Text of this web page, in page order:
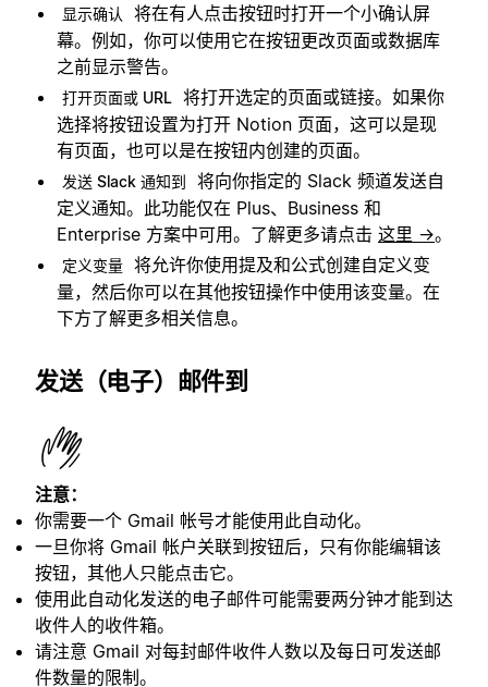
显示确认
将在有人点击按钮时打开一个小确认屏
幕。例如，你可以使用它在按钮更改页面或数据库
之前显示警告。
打开页面或 URL 将打开选定的页面或链接。如果你
选择将按钮设置为打开 Notion 页面，这可以是现
有页面，也可以是在按钮内创建的页面。
发送 Slack 通知到
将向你指定的 Slack 频道发送自
定义通知。此功能仅在 Plus、Business 和
Enterprise 方案中可用。了解更多请点击 这里 →。
定义变量 将允许你使用提及和公式创建自定义变
量，然后你可以在其他按钮操作中使用该变量。在
下方了解更多相关信息。
发送（电子）邮件到
注意：
你需要一个 Gmail 帐号才能使用此自动化。
一旦你将 Gmail 帐户关联到按钮后，只有你能编辑该
按钮，其他人只能点击它。
使用此自动化发送的电子邮件可能需要两分钟才能到达
收件人的收件箱。
请注意 Gmail 对每封邮件收件人数以及每日可发送邮
件数量的限制。